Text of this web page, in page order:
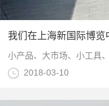
我们在上海新国际博
2018-03-10